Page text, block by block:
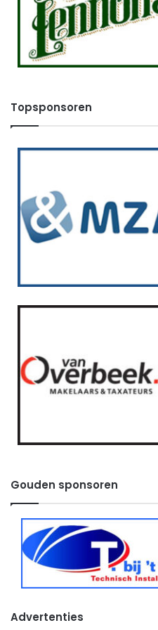
Topsponsoren
Gouden sponsoren
Advertenties